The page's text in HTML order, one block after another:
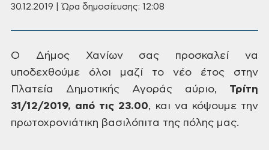
30.12.2019 | Ώρα δημοσίευσης: 12:08
Ο Δήμος Χανίων σας προσκαλεί να
υποδεχθούμε όλοι μαζί το νέο έτος στην
Πλατεία
Δημοτικής Αγοράς αύριο, Τρίτη
31/12/2019, από τις 23.00, και να κόψουμε την
πρωτοχρονιάτικη βασιλόπιτα της πόλης μας.